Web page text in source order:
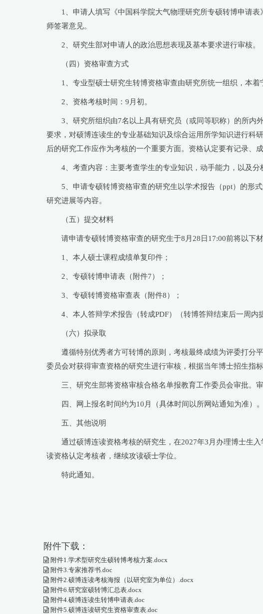
1、申请人填写《中国科学院大气物理研究所专硕转博申请
师签署意见。
2、研究生部对申请人的政治思想表现及基本要求进行审核。
（四）资格审查方式
1、专业型硕士研究生转博资格审查由研究所统一组织，本
2、资格考核时间：9月初。
3、研究所组织由7名以上具有研究员（或同等职称）的所内
要求，对硕博连读生的专业基础知识及综合运用所学知识进行科
后的研究工作应作为考核的一个重要方面。资格认定要有记录、成
4、考查内容：主要考查学生的专业知识，动手能力，以及
5、申请专硕转博资格审查的研究生以学术报告（ppt）的形
研究进展等内容。
（五）提交材料
请申请专硕转博资格审查的研究生于8月28日17:00前将以下
1、本人硕士课程成绩单复印件；
2、专硕转博申请表（附件7）；
3、专硕转博资格审查表（附件8）；
4、本人答辩学术报告（转成PDF）（转博答辩结束后一周内
（六）拟录取
遵循特别优秀者方可转博的原则，考核最终成绩为评委打分
委员会对获得审查资格的研究生进行审核，根据当年博士招生指
三、研究生部将资格审核合格名单报教育工作委员会审批。
四、网上报名时间约为10月（具体时间以所网站通知为准）。
五、其他说明
通过硕博连读资格考核的研究生，在2027年3月办理博士生
读资格认定考核者，继续攻读硕士学位。
特此通知。
附件下载：
附件1.学术型研究生硕转博考核方案.docx
附件3.专家推荐书.doc
附件2.硕博连读考核海报（以研究室为单位）.docx
附件6.研究室硕转博汇总表.docx
附件4.硕博连读生转博申请表.doc
附件5.硕博连读研究生资格审查表.doc